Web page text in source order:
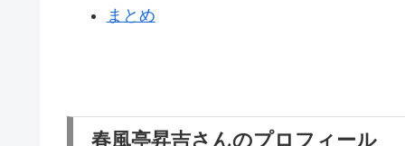
まとめ
春風亭昇吉さんのプロフィール